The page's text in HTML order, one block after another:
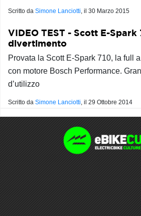
Scritto da Simone Lanciotti, il 30 Marzo 2015
VIDEO TEST - Scott E-Spark
divertimento
Provata la Scott E-Spark 710, la full
con motore Bosch Performance.
d’utilizzo
Scritto da Simone Lanciotti, il 29 Ottobre 2014